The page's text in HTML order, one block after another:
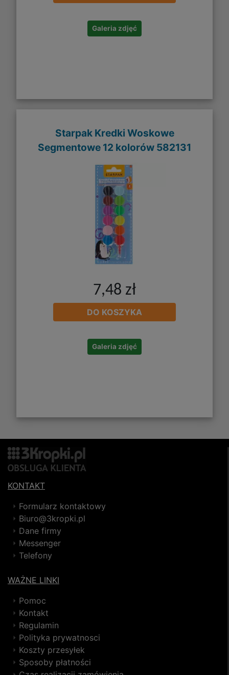
Galeria zdjęć
Starpak Kredki Woskowe
Segmentowe 12 kolorów 582131
7,48 zł
DO KOSZYKA
Galeria zdjęć
KONTAKT
Formularz kontaktowy
Biuro@3kropki.pl
Dane firmy
Messenger
Telefony
WAŻNE LINKI
Pomoc
Kontakt
Regulamin
Polityka prywatnosci
Koszty przesyłek
Sposoby płatności